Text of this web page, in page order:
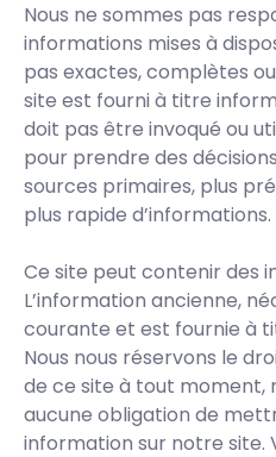
Nous ne sommes pas
informations mises à
pas exactes, complètes
site est fourni à titre
doit pas être invoqué ou
pour prendre des
sources primaires, plus
plus rapide d’informations.
Ce site peut contenir des
L’information ancienne,
courante et est fournie à
Nous nous réservons le
de ce site à tout moment,
aucune obligation de
information sur notre site.